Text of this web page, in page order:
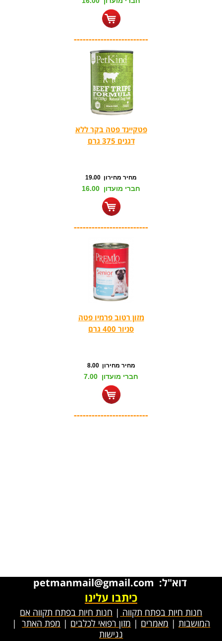
-------------------------
פטקיינד פטה בקר ללא
דגנים 375 גרם
מחיר מחירון 19.00
חברי מועדון 16.00
-------------------------
מזון רטוב פרמיו פטה
סניור 400 גרם
מחיר מחירון 8.00
חברי מועדון 7.00
-------------------------
דוא"ל: petmanmail@gmail.com
כיתבו עלינו
חנות חיות בפתח תקווה | חנות חיות בפתח תקווה אם
המושבות| מאמרים | מזון רפואי לכלבים | מפת האתר|
נגישות